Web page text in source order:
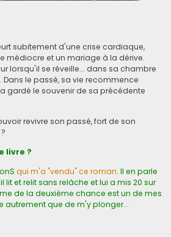
subitement d'une crise cardiaque,
médiocre et un mariage à la dérive.
lorsqu'il se réveille... dans sa chambre
Dans le passé, sa vie recommence
gardé le souvenir de sa précédente
revivre son passé, fort de son
livre ?
qui m'a "vendu" ce roman. Il en parle
et relit sans relâche et lui a mis 20 sur
de la deuxième chance est un de mes
autrement que de m'y plonger...